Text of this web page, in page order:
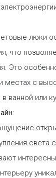
люки
что
Это
местах с
ванной или
:
света